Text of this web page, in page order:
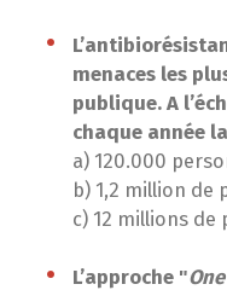
menaces les
publique. A
chaque année
a) 120.000
b) 1,2 million de
c) 12 millions de
L’approche "